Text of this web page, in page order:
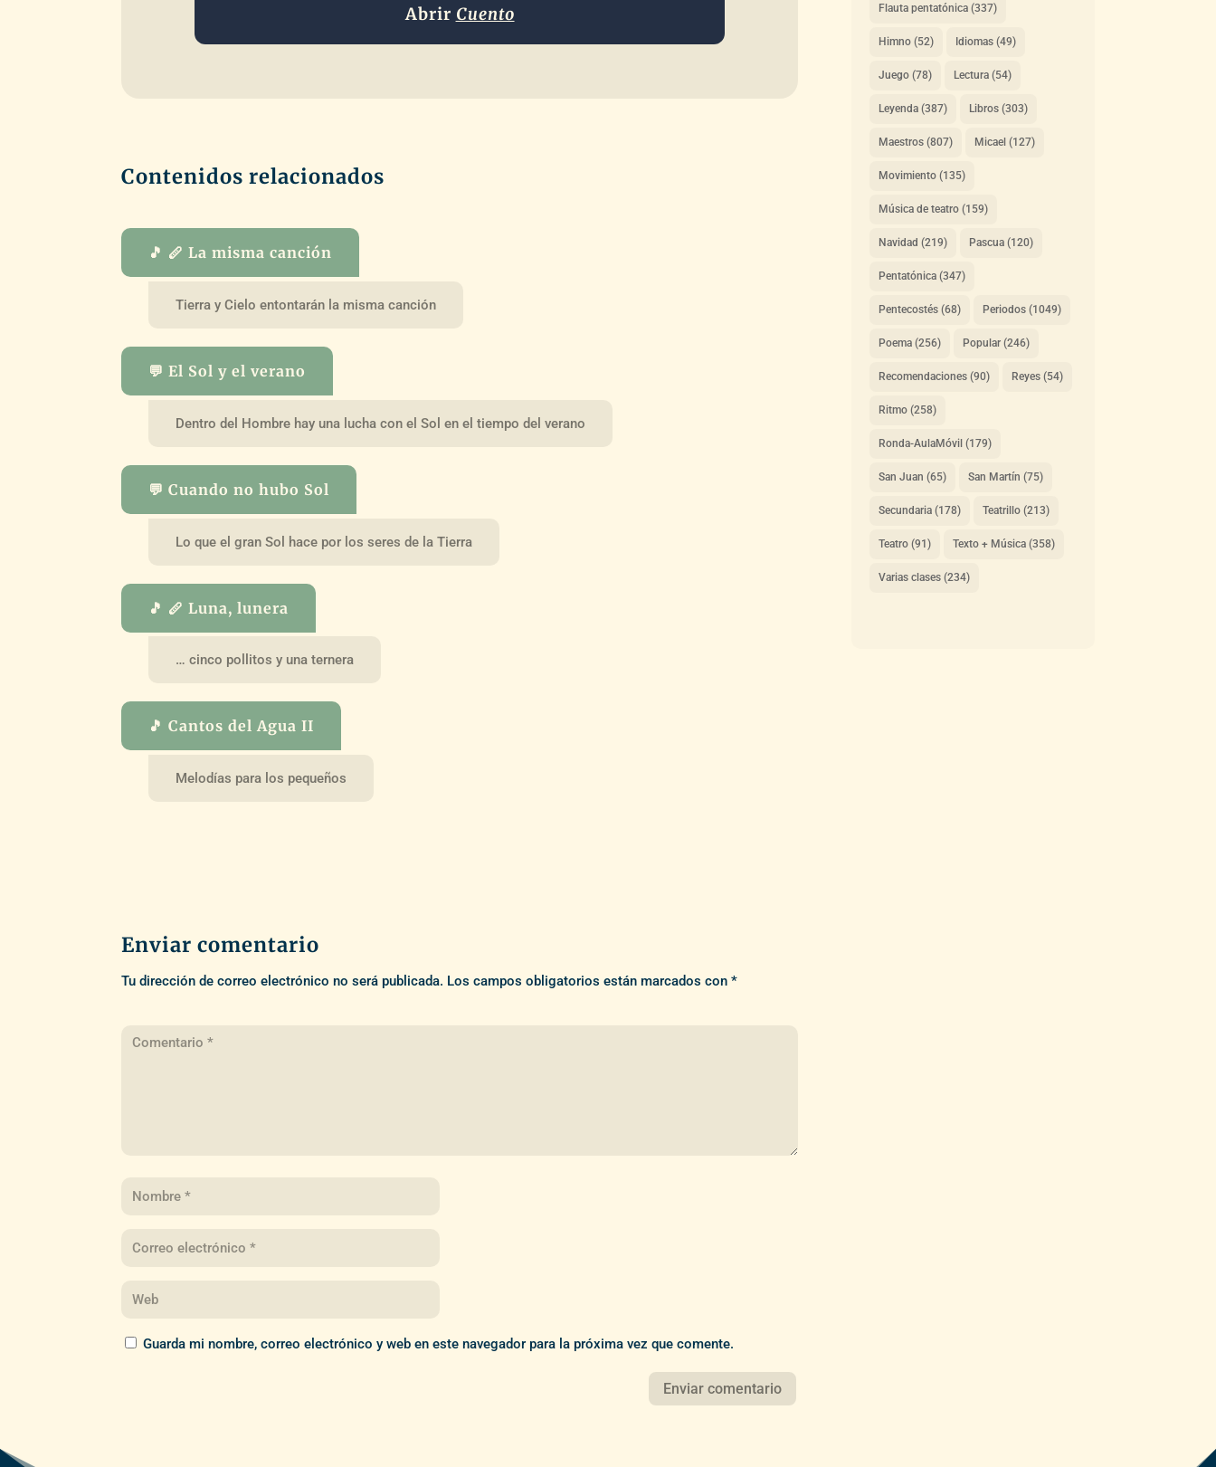
Abrir Cuento
Contenidos relacionados
🎵 🪈 La misma canción
Tierra y Cielo entontarán la misma canción
💬 El Sol y el verano
Dentro del Hombre hay una lucha con el Sol en el tiempo del verano
💬 Cuando no hubo Sol
Lo que el gran Sol hace por los seres de la Tierra
🎵 🪈 Luna, lunera
… cinco pollitos y una ternera
🎵 Cantos del Agua II
Melodías para los pequeños
Enviar comentario
Tu dirección de correo electrónico no será publicada. Los campos obligatorios están marcados con*
Guarda mi nombre, correo electrónico y web en este navegador para la próxima vez que comente.
Flauta pentatónica(337)
Himno(52) Idiomas(49)
Juego(78) Lectura(54)
Leyenda(387) Libros(303)
Maestros(807) Micael (127)
Movimiento(135)
Música de teatro(159)
Navidad (219) Pascua(120)
Pentatónica(347)
Pentecostés(68) Periodos(1049)
Poema(256) Popular(246)
Recomendaciones(90) Reyes(54)
Ritmo(258)
Ronda-AulaMóvil (179)
San Juan (65) San Martín (75)
Secundaria(178) Teatrillo(213)
Teatro(91) Texto + Música(358)
Varias clases(234)